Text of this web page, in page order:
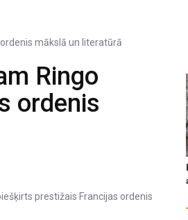
Ringo
ordenis
prestižais Francijas ordenis